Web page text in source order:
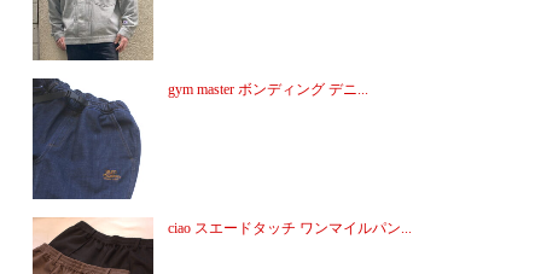
gym master ボンディング デニ...
ciao スエードタッチ ワンマイルパン...